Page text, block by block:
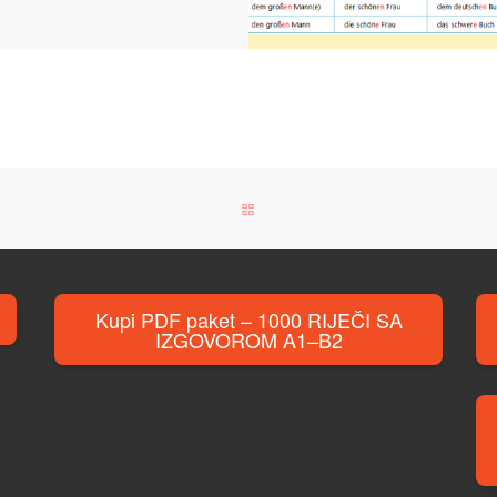
Kupi PDF paket – 1000 RIJEČI SA
IZGOVOROM A1–B2